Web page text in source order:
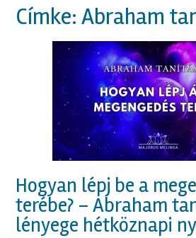
Címke: Abraham
Hogyan lépj be a
terébe? – Abraham
lényege hétköznapi